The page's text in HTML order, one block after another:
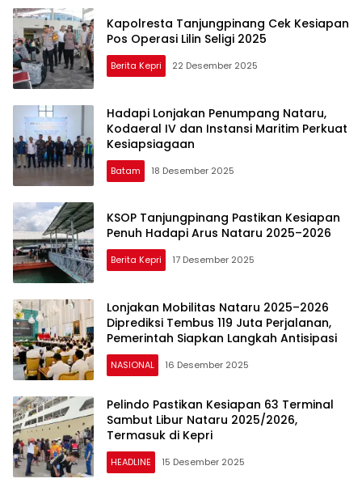
Kapolresta Tanjungpinang Cek Kesiapan
Pos Operasi Lilin Seligi 2025
Berita Kepri 22 Desember 2025
Hadapi Lonjakan Penumpang Nataru,
Kodaeral IV dan Instansi Maritim Perkuat
Kesiapsiagaan
Batam 18 Desember 2025
KSOP Tanjungpinang Pastikan Kesiapan
Penuh Hadapi Arus Nataru 2025–2026
Berita Kepri 17 Desember 2025
Lonjakan Mobilitas Nataru 2025–2026
Diprediksi Tembus 119 Juta Perjalanan,
Pemerintah Siapkan Langkah Antisipasi
NASIONAL 16 Desember 2025
Pelindo Pastikan Kesiapan 63 Terminal
Sambut Libur Nataru 2025/2026,
Termasuk di Kepri
HEADLINE 15 Desember 2025